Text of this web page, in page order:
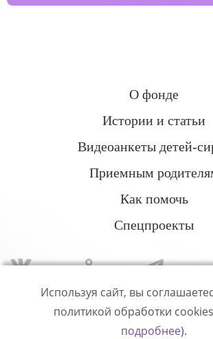
О фонде
Истории и статьи
Видеоанкеты детей-
Приемным
Как помочь
Спецпроекты
Политика
Используя сайт, вы
политикой обработки
подробнее).